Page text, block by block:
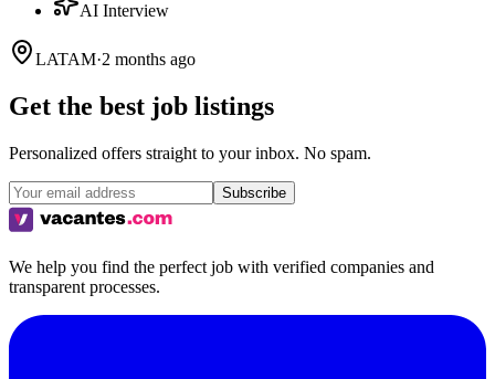
AI Interview
LATAM·2 months ago
Get the best job listings
Personalized offers straight to your inbox. No spam.
Subscribe
We help you find the perfect job with verified companies and
transparent processes.